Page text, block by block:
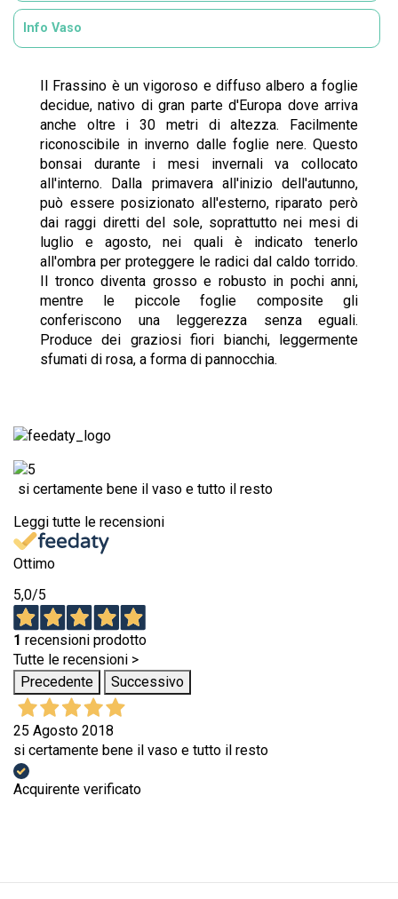
Info Vaso
Il Frassino è un vigoroso e diffuso albero a foglie
decidue, nativo di gran parte d'Europa dove arriva
anche oltre i 30 metri di altezza. Facilmente
riconoscibile in inverno dalle foglie nere. Questo
bonsai durante i mesi invernali va collocato
all'interno. Dalla primavera all'inizio dell'autunno,
può essere posizionato all'esterno, riparato però
dai raggi diretti del sole, soprattutto nei mesi di
luglio e agosto, nei quali è indicato tenerlo
all'ombra per proteggere le radici dal caldo torrido.
Il tronco diventa grosso e robusto in pochi anni,
mentre le piccole foglie composite gli
conferiscono una leggerezza senza eguali.
Produce dei graziosi fiori bianchi, leggermente
sfumati di rosa, a forma di pannocchia.
si certamente bene il vaso e tutto il resto
Leggi tutte le recensioni
Ottimo
5,0/5
1 recensioni prodotto
Tutte le recensioni >
Precedente
Successivo
25 Agosto 2018
si certamente bene il vaso e tutto il resto
Acquirente verificato